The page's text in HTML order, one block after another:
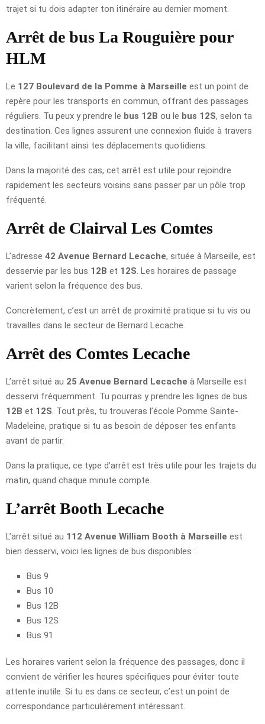
trajet si tu dois adapter ton itinéraire au dernier moment.
Arrêt de bus La Rouguière pour
HLM
Le 127 Boulevard de la Pomme à Marseille est un point de
repère pour les transports en commun, offrant des passages
réguliers. Tu peux y prendre le bus 12B ou le bus 12S, selon ta
destination. Ces lignes assurent une connexion fluide à travers
la ville, facilitant ainsi tes déplacements quotidiens.
Dans la majorité des cas, cet arrêt est utile pour rejoindre
rapidement les secteurs voisins sans passer par un pôle trop
fréquenté.
Arrêt de Clairval Les Comtes
L’adresse 42 Avenue Bernard Lecache, située à Marseille, est
desservie par les bus 12B et 12S . Les horaires de passage
varient selon la fréquence des bus.
Concrètement, c’est un arrêt de proximité pratique si tu vis ou
travailles dans le secteur de Bernard Lecache.
Arrêt des Comtes Lecache
L’arrêt situé au 25 Avenue Bernard Lecache à Marseille est
desservi fréquemment. Tu pourras y prendre les lignes de bus
12B et 12S . Tout près, tu trouveras l’école Pomme Sainte-
Madeleine, pratique si tu as besoin de déposer tes enfants
avant de partir.
Dans la pratique, ce type d’arrêt est très utile pour les trajets du
matin, quand chaque minute compte.
L’arrêt Booth Lecache
L’arrêt situé au 112 Avenue William Booth à Marseille est
bien desservi, voici les lignes de bus disponibles :
Bus 9
Bus 10
Bus 12B
Bus 12S
Bus 91
Les horaires varient selon la fréquence des passages, donc il
convient de vérifier les heures spécifiques pour éviter toute
attente inutile. Si tu es dans ce secteur, c’est un point de
correspondance particulièrement intéressant.